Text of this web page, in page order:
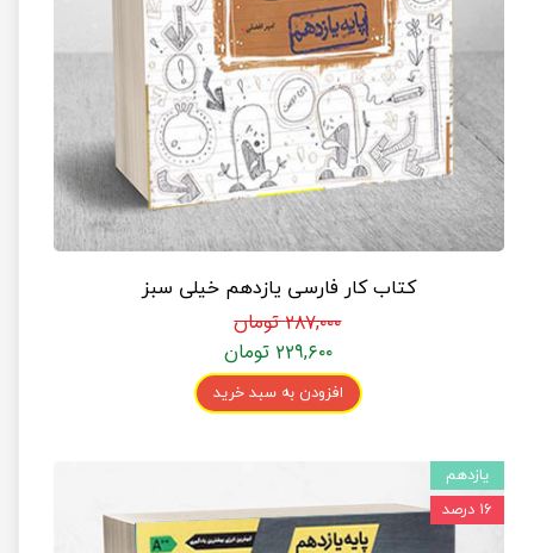
کتاب کار فارسی یازدهم خیلی سبز
۲۸۷,۰۰۰ تومان
۲۲۹,۶۰۰ تومان
افزودن به سبد خرید
یازدهم
۱۶ درصد